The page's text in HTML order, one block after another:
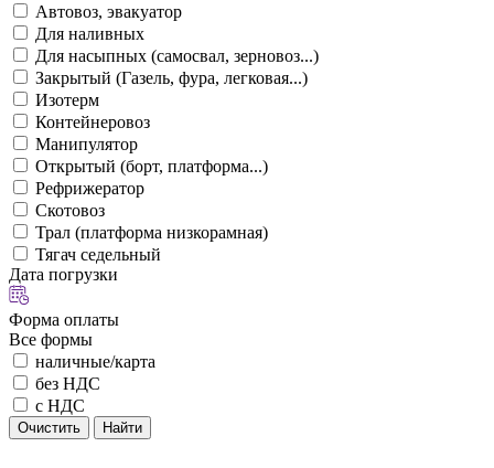
Автовоз, эвакуатор
Для наливных
Для насыпных (самосвал, зерновоз...)
Закрытый (Газель, фура, легковая...)
Изотерм
Контейнеровоз
Манипулятор
Открытый (борт, платформа...)
Рефрижератор
Скотовоз
Трал (платформа низкорамная)
Тягач седельный
Дата погрузки
Форма оплаты
Все формы
наличные/карта
без НДС
с НДС
Очистить Найти